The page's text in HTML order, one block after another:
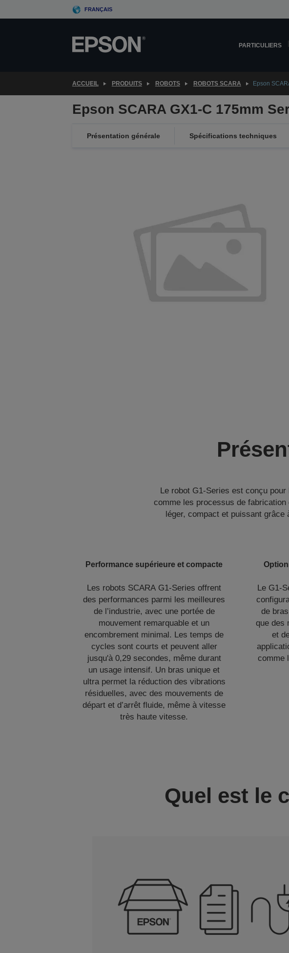
to
FRANÇAIS
PARTICULIERS
ACCUEIL PRODUITS ROBOTS ROBOTS SCARA Epson
Epson SCARA GX1-C 175mm
Présentation générale Spécifications techniques
Le robot G1-Series est conçu
comme les processus de
léger, compact et puissant grâce
Performance supérieure et compacte
Les robots SCARA G1-Series offrent
des performances parmi les meilleures
de l’industrie, avec une portée de
mouvement remarquable et un
encombrement minimal. Les temps de
cycles sont courts et peuvent aller
jusqu'à 0,29 secondes, même durant
un usage intensif. Un bras unique et
ultra permet la réduction des vibrations
résiduelles, avec des mouvements de
départ et d’arrêt fluide, même à vitesse
très haute vitesse.
Le G1-
de
que des
et
comme
Quel est le